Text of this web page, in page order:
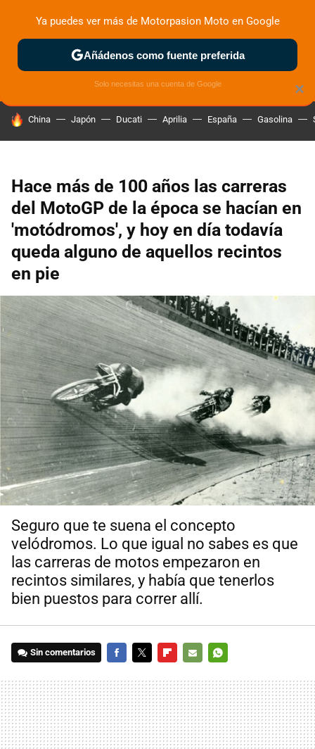
ZONA DE PRUEBAS DEPORTIVAS MOTOS ELÉCTRICAS
HOY SE HABLA DE
China Japón Ducati Aprilia España Gasolina
Hace más de 100 años las carreras
del MotoGP de la época se hacían en
'motódromos', y hoy en día todavía
queda alguno de aquellos recintos
en pie
Seguro que te suena el concepto
velódromos. Lo que igual no sabes es que
las carreras de motos empezaron en
recintos similares, y había que tenerlos
bien puestos para correr allí.
Sin comentarios
MAIL
×
Ya puedes ver más de Motorpasion Moto en Google
Añádenos como fuente preferida
Solo necesitas una cuenta de Google